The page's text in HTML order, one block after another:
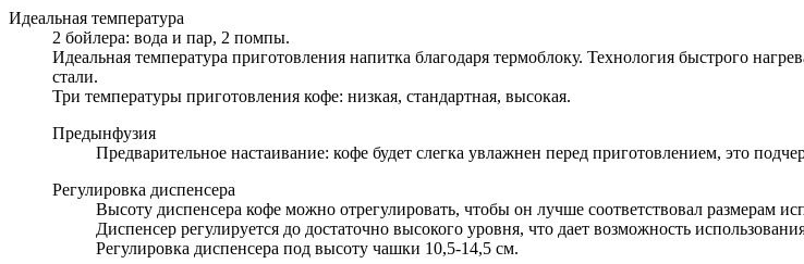
Идеальная температура
2 бойлера: вода и пар, 2 помпы.
Идеальная температура приготовления напитка благодаря термоблоку. Технология быстрого
стали.
Три температуры приготовления кофе: низкая, стандартная, высокая.
Предынфузия
Предварительное настаивание: кофе будет слегка увлажнен перед приготовлением, это
Регулировка диспенсера
Высоту диспенсера кофе можно отрегулировать, чтобы он лучше соответствовал размерам
Диспенсер регулируется до достаточно высокого уровня, что дает возможность
Регулировка диспенсера под высоту чашки 10,5-14,5 см.